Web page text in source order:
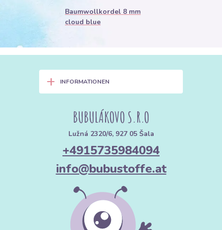
Baumwollkordel 8 mm
cloud blue
+ INFORMATIONEN
BUBULÁKOVO S.R.O
Lužná 2320/6, 927 05 Šala
+4915735984094
info@bubustoffe.at